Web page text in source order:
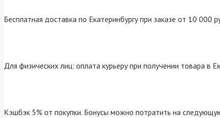
Бесплатная доставка по Екатеринбургу при заказе от 10 000
Для физических лиц: оплата курьеру при получении товара в
Кэшбэк 5% от покупки. Бонусы можно потратить на